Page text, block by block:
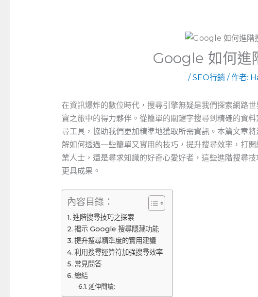
Google 如何進
/SEO行銷 / 作者:
在資訊爆炸的數位時代，搜尋引擎無疑是我們探索網路
寶之旅中的得力夥伴。從簡單的關鍵字搜尋到精確的資
尋工具，協助我們更加精準地獲取所需資訊。本篇文章
解如何透過一些簡單又實用的技巧，提升搜尋效率，打
業人士，還是尋求知識的好奇心愛好者，這些進階搜尋
更具成果。
內容目錄：
進階搜尋技巧之探索
揭示 Google 搜尋隱藏功能
提升搜尋精準度的實用建議
利用搜尋運算符加強搜尋效率
常見問答
總結
延伸閱讀: